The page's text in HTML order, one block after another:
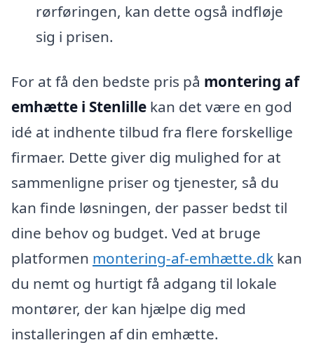
rørføringen, kan dette også indfløje
sig i prisen.
For at få den bedste pris på montering af
emhætte i Stenlille kan det være en god
idé at indhente tilbud fra flere forskellige
firmaer. Dette giver dig mulighed for at
sammenligne priser og tjenester, så du
kan finde løsningen, der passer bedst til
dine behov og budget. Ved at bruge
platformen montering-af-emhætte.dk kan
du nemt og hurtigt få adgang til lokale
montører, der kan hjælpe dig med
installeringen af din emhætte.